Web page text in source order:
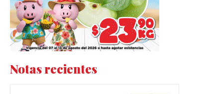
Notas recientes